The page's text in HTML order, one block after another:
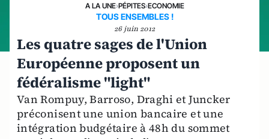
A LA UNE›PÉPITES›ECONOMIE
TOUS ENSEMBLES !
26 juin 2012
Les quatre sages de l'Union
Européenne proposent un
fédéralisme "light"
Van Rompuy, Barroso, Draghi et Juncker
préconisent une union bancaire et une
intégration budgétaire à 48h du sommet